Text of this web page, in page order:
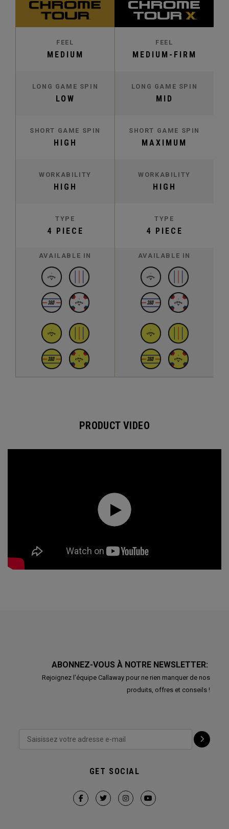
FEEL
MEDIUM
FEEL
MEDIUM-FIRM
LONG GAME SPIN
LOW
LONG GAME SPIN
MID
SHORT GAME SPIN
HIGH
SHORT GAME SPIN
MAXIMUM
WORKABILITY
HIGH
WORKABILITY
HIGH
TYPE
4 PIECE
TYPE
4 PIECE
AVAILABLE IN AVAILABLE IN
PRODUCT VIDEO
ABONNEZ-VOUS À NOTRE NEWSLETTER:
Rejoignez l'équipe Callaway pour ne rien manquer de nos
produits, offres et conseils !
GET SOCIAL